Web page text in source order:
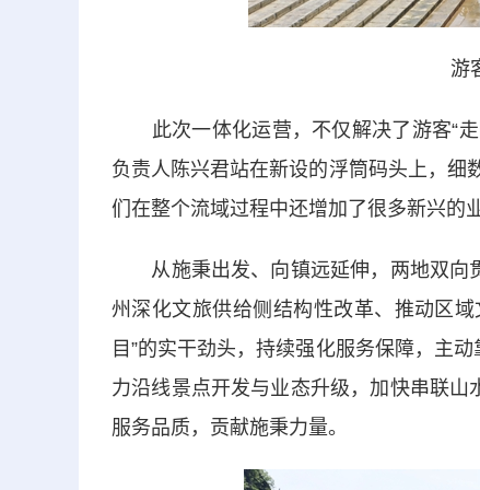
游
此次一体化运营，不仅解决了游客“走
负责人陈兴君站在新设的浮筒码头上，细
们在整个流域过程中还增加了很多新兴的
从施秉出发、向镇远延伸，两地双向
州深化文旅供给侧结构性改革、推动区
目”的实干劲头，持续强化服务保障，主
力沿线景点开发与业态升级，加快串联
服务品质，贡献施秉力量。